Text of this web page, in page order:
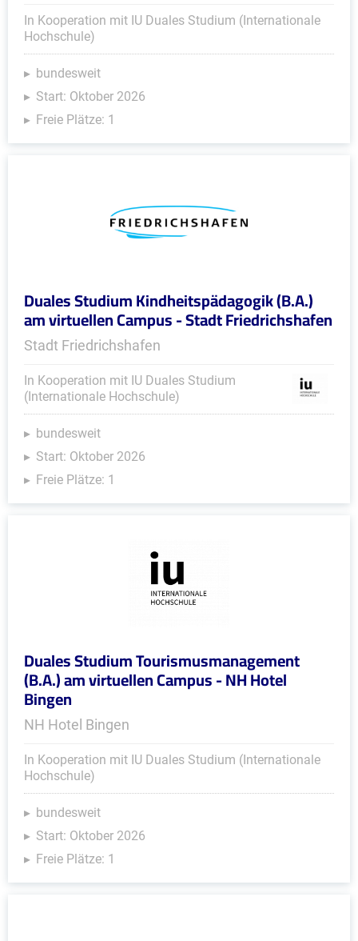
In Kooperation mit IU Duales Studium (Internationale
Hochschule)
bundesweit
Start: Oktober 2026
Freie Plätze: 1
Duales Studium Kindheitspädagogik (B.A.)
am virtuellen Campus - Stadt Friedrichshafen
Stadt Friedrichshafen
In Kooperation mit IU Duales Studium
(Internationale Hochschule)
bundesweit
Start: Oktober 2026
Freie Plätze: 1
Duales Studium Tourismusmanagement
(B.A.) am virtuellen Campus - NH Hotel
Bingen
NH Hotel Bingen
In Kooperation mit IU Duales Studium (Internationale
Hochschule)
bundesweit
Start: Oktober 2026
Freie Plätze: 1